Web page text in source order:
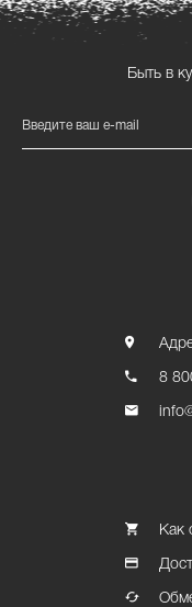
Быть в
Введите ваш e-mail
8
Как